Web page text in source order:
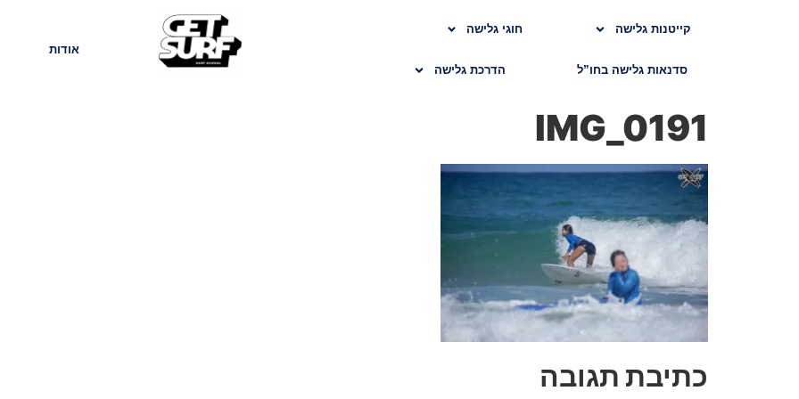
קייטנות גלישה חוגי גלישה
סדנאות גלישה בחו”ל הדרכת גלישה
בלוג אודות
IMG_0191
כתיבת תגובה